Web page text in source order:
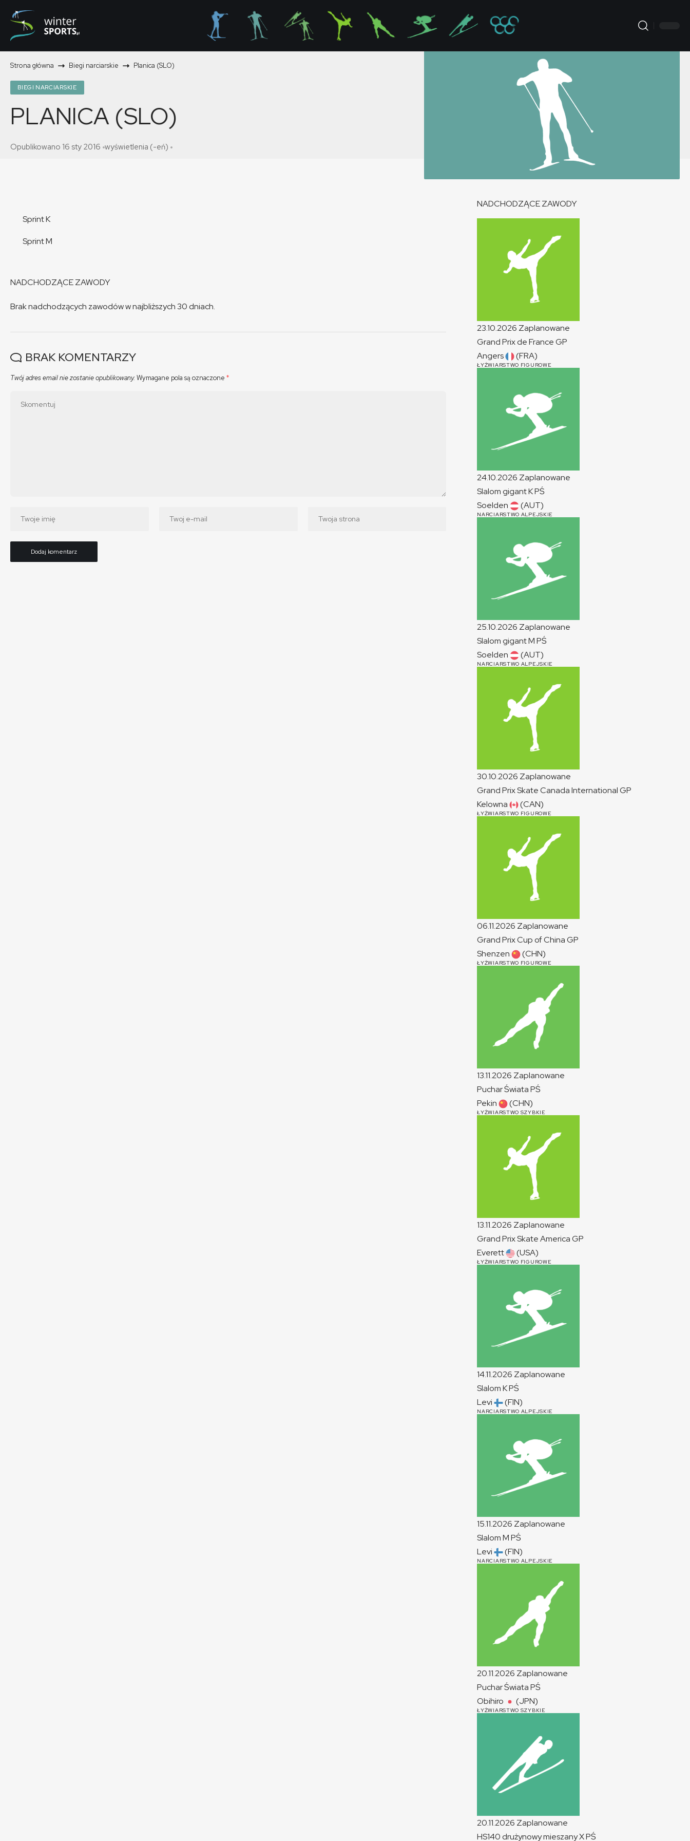
Strona główna Biegi narciarskie Planica (SLO)
BIEGI NARCIARSKIE
PLANICA (SLO)
Opublikowano 16 sty 2016 wyświetlenia (-eń)
Sprint K
Sprint M
NADCHODZĄCE ZAWODY
Brak nadchodzących zawodów w najbliższych 30 dniach.
BRAK KOMENTARZY
Twój adres email nie zostanie opublikowany. Wymagane pola są oznaczone *
NADCHODZĄCE ZAWODY
23.10.2026 Zaplanowane
Grand Prix de FranceGP
Angers
(FRA)
ŁYŻWIARSTWO FIGUROWE
24.10.2026 Zaplanowane
Slalom gigantKPŚ
Soelden
(AUT)
NARCIARSTWO ALPEJSKIE
25.10.2026 Zaplanowane
Slalom gigantM PŚ
Soelden
(AUT)
NARCIARSTWO ALPEJSKIE
30.10.2026 Zaplanowane
Grand Prix Skate Canada InternationalGP
Kelowna
(CAN)
ŁYŻWIARSTWO FIGUROWE
06.11.2026 Zaplanowane
Grand Prix Cup of ChinaGP
Shenzen
(CHN)
ŁYŻWIARSTWO FIGUROWE
13.11.2026 Zaplanowane
Puchar ŚwiataPŚ
Pekin
(CHN)
ŁYŻWIARSTWO SZYBKIE
13.11.2026 Zaplanowane
Grand Prix Skate AmericaGP
Everett
(USA)
ŁYŻWIARSTWO FIGUROWE
14.11.2026 Zaplanowane
SlalomKPŚ
Levi
(FIN)
NARCIARSTWO ALPEJSKIE
15.11.2026 Zaplanowane
SlalomM PŚ
Levi
(FIN)
NARCIARSTWO ALPEJSKIE
20.11.2026 Zaplanowane
Puchar ŚwiataPŚ
Obihiro
(JPN)
ŁYŻWIARSTWO SZYBKIE
20.11.2026 Zaplanowane
HS140 drużynowy mieszanyXPŚ